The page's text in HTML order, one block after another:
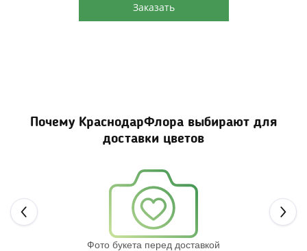
Заказать
Почему КраснодарФлора выбирают для
доставки цветов
Фото букета перед доставкой